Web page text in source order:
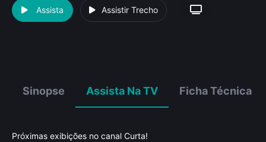
Assista Assistir Trecho
Sinopse Assista Na TV Ficha Técnica
Próximas exibições no canal Curta!